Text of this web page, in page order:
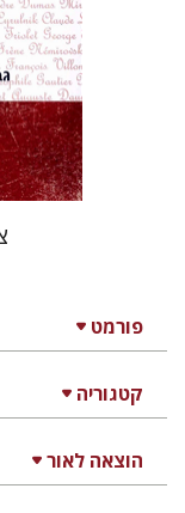
פורמט
קטגוריה
הוצאה לאור